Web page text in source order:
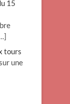
15
tours
une